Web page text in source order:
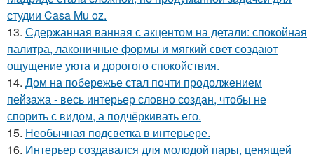
студии Casa Mu oz.
13. Сдержанная ванная с акцентом на детали: спокойная
палитра, лаконичные формы и мягкий свет создают
ощущение уюта и дорогого спокойствия.
14. Дом на побережье стал почти продолжением
пейзажа - весь интерьер словно создан, чтобы не
спорить с видом, а подчёркивать его.
15. Необычная подсветка в интерьере.
16. Интерьер создавался для молодой пары, ценящей